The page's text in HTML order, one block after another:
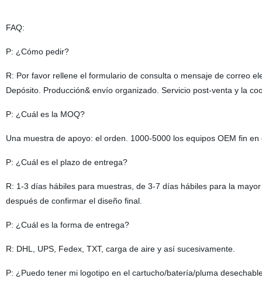
FAQ:
P: ¿Cómo pedir?
R: Por favor rellene el formulario de consulta o mensaje de correo
Depósito. Producción& envío organizado. Servicio post-venta y la
P: ¿Cuál es la MOQ?
Una muestra de apoyo: el orden. 1000-5000 los equipos OEM fin en
P: ¿Cuál es el plazo de entrega?
R: 1-3 días hábiles para muestras, de 3-7 días hábiles para la
después de confirmar el diseño final.
P: ¿Cuál es la forma de entrega?
R: DHL, UPS, Fedex, TXT, carga de aire y así sucesivamente.
P: ¿Puedo tener mi logotipo en el cartucho/batería/pluma